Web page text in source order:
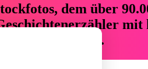
dem über
mit
einsparen.